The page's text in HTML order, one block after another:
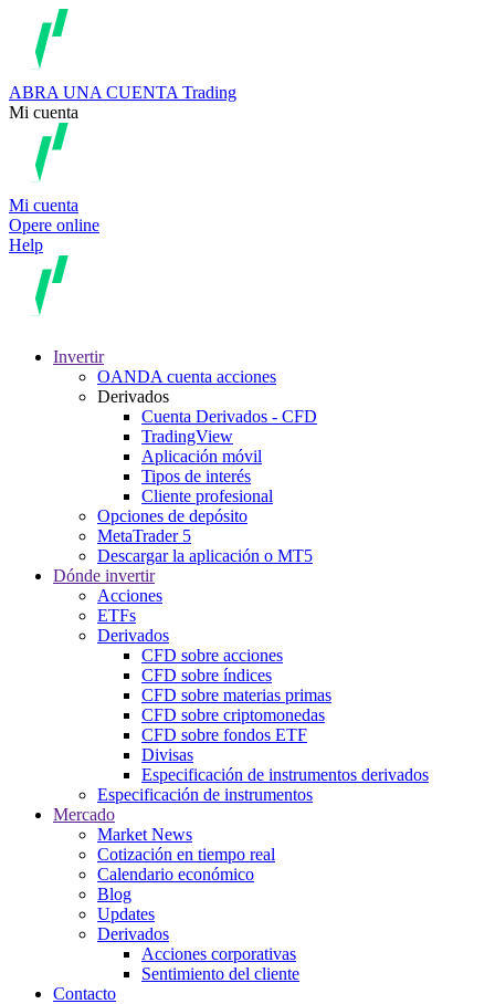
ABRA UNA CUENTA Trading
Mi cuenta
Mi cuenta
Opere online
Help
Invertir
OANDA cuenta acciones
Derivados
Cuenta Derivados - CFD
TradingView
Aplicación móvil
Tipos de interés
Cliente profesional
Opciones de depósito
MetaTrader 5
Descargar la aplicación o MT5
Dónde invertir
Acciones
ETFs
Derivados
CFD sobre acciones
CFD sobre índices
CFD sobre materias primas
CFD sobre criptomonedas
CFD sobre fondos ETF
Divisas
Especificación de instrumentos derivados
Especificación de instrumentos
Mercado
Market News
Cotización en tiempo real
Calendario económico
Blog
Updates
Derivados
Acciones corporativas
Sentimiento del cliente
Contacto